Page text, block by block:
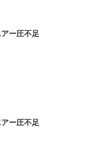
ー圧不足
ー圧不足